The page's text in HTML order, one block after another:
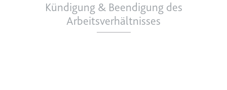
Kündigung & Beendigung des
Arbeitsverhältnisses